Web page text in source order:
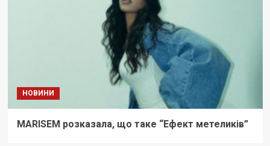
НОВИНИ
MARISEM розказала, що таке “Ефект метеликів”